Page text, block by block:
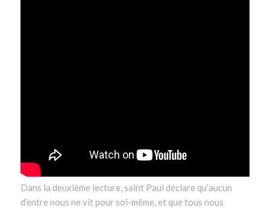
Dans la deuxième lecture, saint Paul déclare qu’aucun
d’entre nous ne vit pour soi-même, et que tous nous